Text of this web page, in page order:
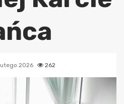
2026 262